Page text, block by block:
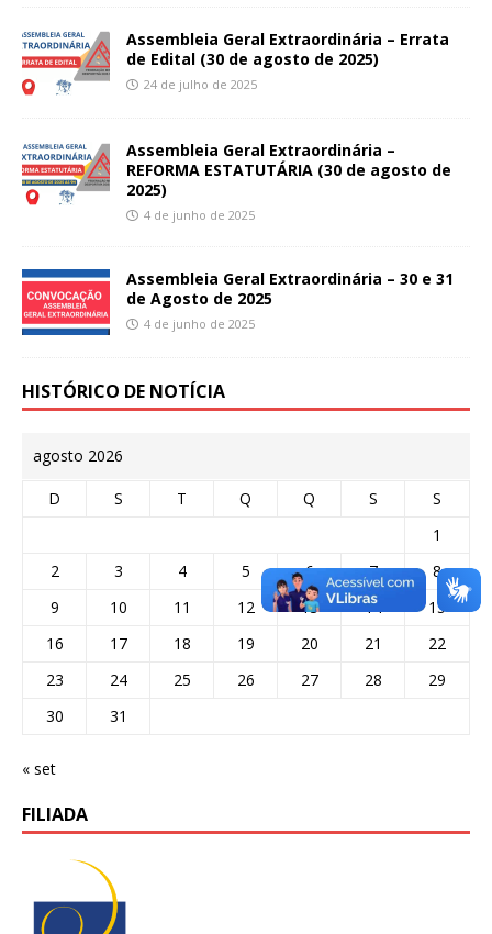
Assembleia Geral Extraordinária – Errata
de Edital (30 de agosto de 2025)
24 de julho de 2025
Assembleia Geral Extraordinária –
REFORMA ESTATUTÁRIA (30 de agosto de
2025)
4 de junho de 2025
Assembleia Geral Extraordinária – 30 e 31
de Agosto de 2025
4 de junho de 2025
HISTÓRICO DE NOTÍCIA
agosto 2026
D S T Q Q S
S
1
2
3 4 5 6 7
8
9
10 11 12 13 14
15
16
17 18 19 20 21
22
23
24 25 26 27 28
29
30
31
« set
FILIADA